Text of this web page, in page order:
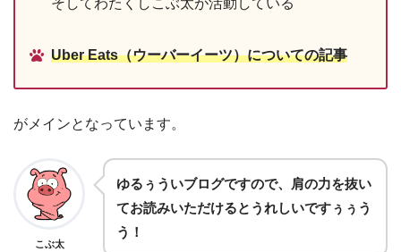
そしてわたくしこぶ太が活動している
Uber Eats（ウーバーイーツ）についての記事
がメインとなっています。
こぶ太
ゆるぅういブログですので、肩の力を抜い
てお読みいただけるとうれしいですぅぅう
う！